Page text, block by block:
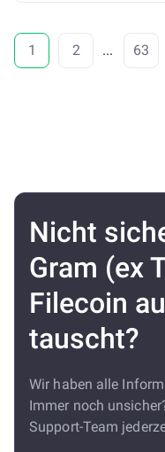
1 2 ... 63
Nicht
Gram (ex
Filecoin
tauscht?
Wir haben alle
Immer noch
Support-Team